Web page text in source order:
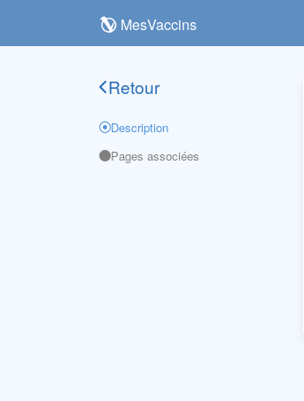
MesVaccins
Retour
Description
Pages associées